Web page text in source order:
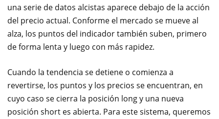
una serie de datos alcistas aparece debajo de la acción
del precio actual. Conforme el mercado se mueve al
alza, los puntos del indicador también suben, primero
de forma lenta y luego con más rapidez.
Cuando la tendencia se detiene o comienza a
revertirse, los puntos y los precios se encuentran, en
cuyo caso se cierra la posición long y una nueva
posición short es abierta. Para este sistema, queremos